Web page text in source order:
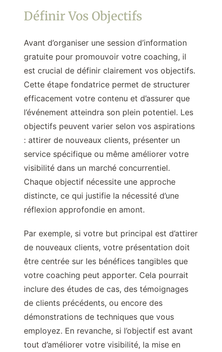
Définir Vos Objectifs
Avant d’organiser une session d’information
gratuite pour promouvoir votre coaching, il
est crucial de définir clairement vos objectifs.
Cette étape fondatrice permet de structurer
efficacement votre contenu et d’assurer que
l’événement atteindra son plein potentiel. Les
objectifs peuvent varier selon vos aspirations
: attirer de nouveaux clients, présenter un
service spécifique ou même améliorer votre
visibilité dans un marché concurrentiel.
Chaque objectif nécessite une approche
distincte, ce qui justifie la nécessité d’une
réflexion approfondie en amont.
Par exemple, si votre but principal est d’attirer
de nouveaux clients, votre présentation doit
être centrée sur les bénéfices tangibles que
votre coaching peut apporter. Cela pourrait
inclure des études de cas, des témoignages
de clients précédents, ou encore des
démonstrations de techniques que vous
employez. En revanche, si l’objectif est avant
tout d’améliorer votre visibilité, la mise en